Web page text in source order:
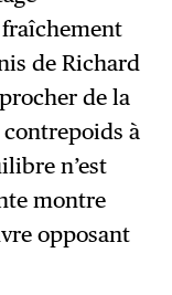
de Richard
de la
à
n’est
montre
opposant